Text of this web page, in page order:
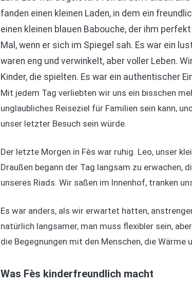
fanden einen kleinen Laden, in dem ein
einen kleinen blauen Babouche, der ihm
Mal, wenn er sich im Spiegel sah. Es war ein
waren eng und verwinkelt, aber voller Leben.
Kinder, die spielten. Es war ein authentischer
Mit jedem Tag verliebten wir uns ein bisschen
unglaubliches Reiseziel für Familien sein kann,
unser letzter Besuch sein würde.
Der letzte Morgen in Fès war ruhig. Leo, unser
Draußen begann der Tag langsam zu erwachen,
unseres Riads. Wir saßen im Innenhof, tranken
Es war anders, als wir erwartet hatten,
natürlich langsamer, man muss flexibler sein,
die Begegnungen mit den Menschen, die
Was Fès kinderfreundlich macht